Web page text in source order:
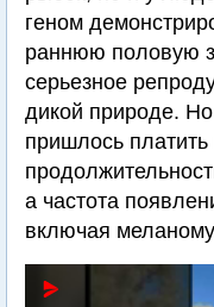
геном
раннюю половую
серьезное
дикой природе. Но
пришлось
а частота
включая